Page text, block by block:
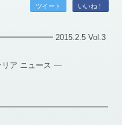
ツイート いいね！
2015.2.5 Vol.3
ア ニュース —